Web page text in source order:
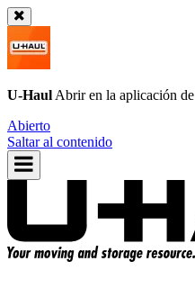
U-Haul Abrir en la aplicación de
Abierto
Saltar al contenido